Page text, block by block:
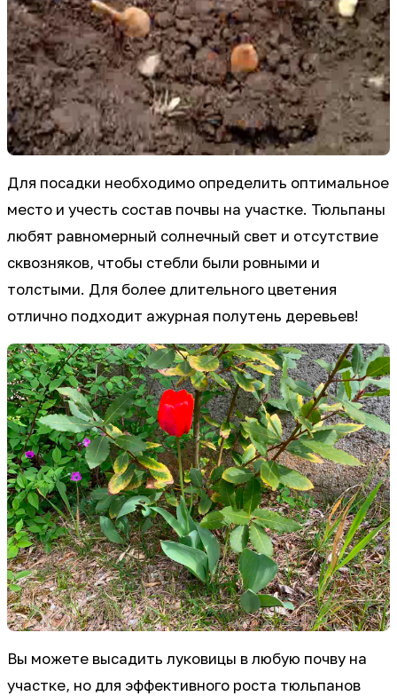
Для посадки необходимо определить оптимальное
место и учесть состав почвы на участке. Тюльпаны
любят равномерный солнечный свет и отсутствие
сквозняков, чтобы стебли были ровными и
толстыми. Для более длительного цветения
отлично подходит ажурная полутень деревьев!
Вы можете высадить луковицы в любую почву на
участке, но для эффективного роста тюльпанов